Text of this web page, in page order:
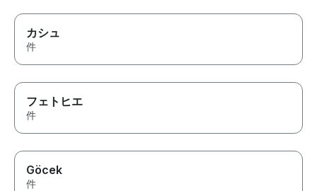
カシュ
件
フェトヒエ
件
Göcek
件